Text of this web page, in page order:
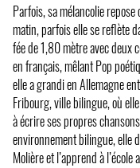
Parfois, sa mélancolie
matin, parfois elle se reflète
fée de 1,80 mètre avec deux
en français, mêlant Pop
elle a grandi en Allemagne
Fribourg, ville bilingue, où
à écrire ses propres
environnement bilingue, elle
Molière et l’apprend à l’école